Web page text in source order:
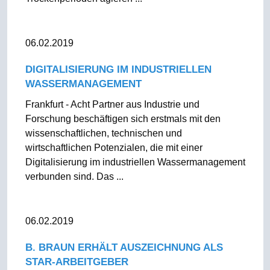
06.02.2019
DIGITALISIERUNG IM INDUSTRIELLEN
WASSERMANAGEMENT
Frankfurt - Acht Partner aus Industrie und
Forschung beschäftigen sich erstmals mit den
wissenschaftlichen, technischen und
wirtschaftlichen Potenzialen, die mit einer
Digitalisierung im industriellen Wassermanagement
verbunden sind. Das ...
06.02.2019
B. BRAUN ERHÄLT AUSZEICHNUNG ALS
STAR-ARBEITGEBER